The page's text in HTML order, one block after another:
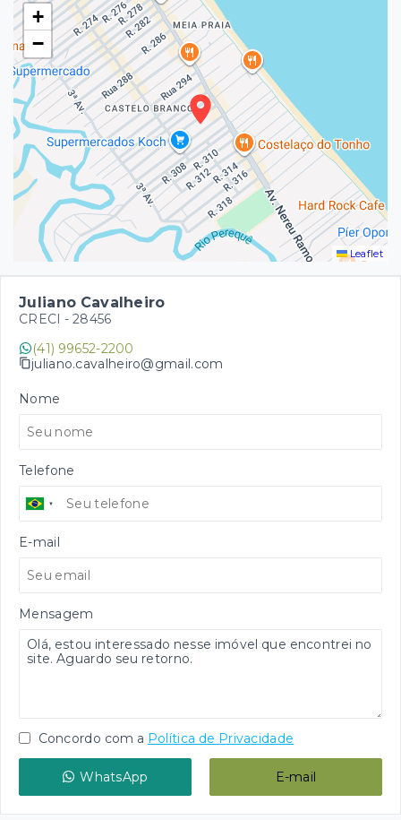
+
−
Leaflet
Juliano Cavalheiro
CRECI - 28456
(41) 99652-2200
juliano.cavalheiro@gmail.com
Nome
Telefone
E-mail
Mensagem
Concordo com a Política de Privacidade
WhatsApp E-mail